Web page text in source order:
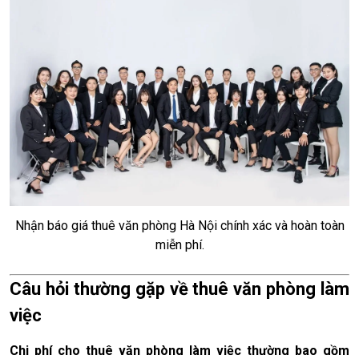
Nhận báo giá thuê văn phòng Hà Nội chính xác và hoàn toàn
miễn phí.
Câu hỏi thường gặp về thuê văn phòng làm
việc
Chi phí cho thuê văn phòng làm việc thường bao gồm